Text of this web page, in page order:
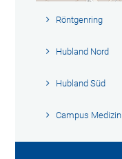
Röntgenring
Hubland Nord
Hubland Süd
Campus Medizin